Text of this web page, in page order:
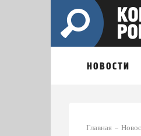
НОВОСТИ
Главная